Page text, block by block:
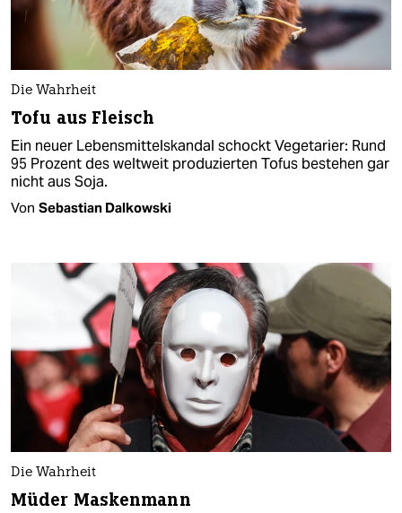
Die Wahrheit
Tofu aus Fleisch
Ein neuer Lebensmittelskandal schockt Vegetarier: Rund
95 Prozent des weltweit produzierten Tofus bestehen gar
nicht aus Soja.
Von Sebastian Dalkowski
Die Wahrheit
Müder Maskenmann